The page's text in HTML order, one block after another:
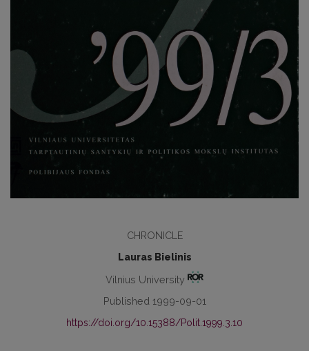
CHRONICLE
Lauras Bielinis
Vilnius University
Published 1999-09-01
https://doi.org/10.15388/Polit.1999.3.10